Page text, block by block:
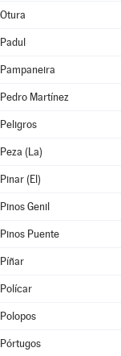
Otura
Padul
Pampaneira
Pedro Martínez
Peligros
Peza (La)
Pinar (El)
Pinos Genil
Pinos Puente
Píñar
Polícar
Polopos
Pórtugos